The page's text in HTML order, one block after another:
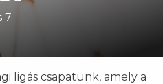
7.
ligás csapatunk, amely a